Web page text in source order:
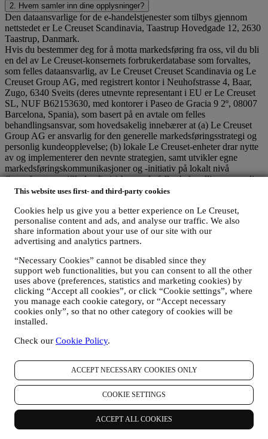
This website uses first- and third-party cookies
Cookies help us give you a better experience on Le Creuset,
personalise content and ads, and analyse our traffic. We also
share information about your use of our site with our
advertising and analytics partners.
“Necessary Cookies” cannot be disabled since they
support web functionalities, but you can consent to all the other
uses above (preferences, statistics and marketing cookies) by
clicking “Accept all cookies”, or click “Cookie settings”, where
you manage each cookie category, or “Accept necessary
cookies only”, so that no other category of cookies will be
installed.
Check our Cookie Policy.
ACCEPT NECESSARY COOKIES ONLY
COOKIE SETTINGS
ACCEPT ALL COOKIES
2. Hvem samler inn dine opplysninger?
Den dataansvarlige for de e-handelstjenester som tilbys gjennom
nettstedet er Le Creuset Scandinavia, Taastrup Hovedgade 12, 2630
Taastrup, Danmark.
Hvis du bestemmer deg for å motta markedsføring fra oss, vil du bli
en del av Le Creuset-konsernets forbrukerdatabase som forvaltes,
som felles dataansvarlig, av Le Creuset Creuset Scandinavia og Le
Creuset Group AG, med registrert kontor i Neuhofstrasse 4, Baar,
Zugo, 6340 Sveits (deres utnevnte representant i EU er Le Creuset
SL, NUF B62153630, med kontorer i Paseo de Gracia 9 2º, 08007
Barcelona, Spania), som basert på en avtale om felles
behandlingsansvar, som hovedsakelig innebærer at (a) Le Creuset
Group AG er ansvarlig for den generelle markedsføringsstrategi og
personlig kundeopplevelse; (b) lokale Le Creuset-enheter drar nytte
av og implementerer den nevnte strategien, samt utvikler egne
markedsføringskommunikasjoner og -initiativ på lokalt nivå
(innenfor et spesifikt land); (c) begge de felles behandlingsansvarlige
er pålagt å håndtere forespørsler om den registrertes rettigheter.
Vi vil kunne behandle dine data for følgende formål:
FOR VÅRE JURIDISKE FORPLIKTELSER
Det kan være at vi må behandle enkelte data om deg for å
oppfylle våre juridiske forpliktelser og andre forpliktelser som
oppstår på grunnlag av instruksjoner som mottas fra
myndighetene.
FOR Å OPPRETTE EN KONTO I LE CREUSET
Vi vil bruke dine data for å opprette en konto i Le Creuset
som vil gi deg tilgang til en rekke fordeler tilegnet registrerte
brukere, for bedre å nyte våre tjenester, så som raskere
bestillinger. Denne behandlingsaktiviteten er basert på den
FOR Å FORVALTE DINE BESTILLINGER OG LEVERE
VÅRE PRODUKTER, TJENESTER OG BISTAND TIL
DEG
Vi vil bruke dine data til å forvalte kontraktsforholdet med
deg, dine kjøp av produkter på nettstedet og/eller i en av våre
Le Creuset butikker, din bruk av nettstedet, eventuelle
etterfølgende ettersalgsbistand, eller din deltakelse i